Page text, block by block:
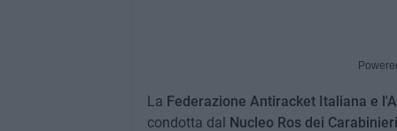
La Federazione Antiracket Italiana e
condotta dal Nucleo Ros dei